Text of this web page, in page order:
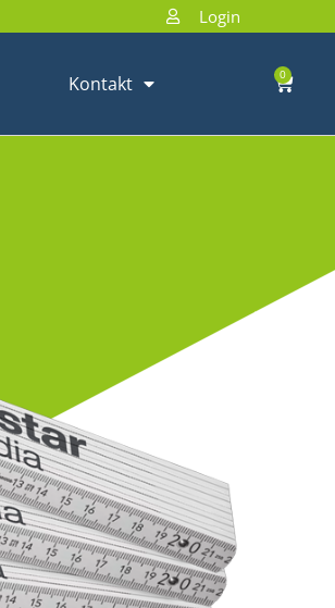
Login
Kontakt 0